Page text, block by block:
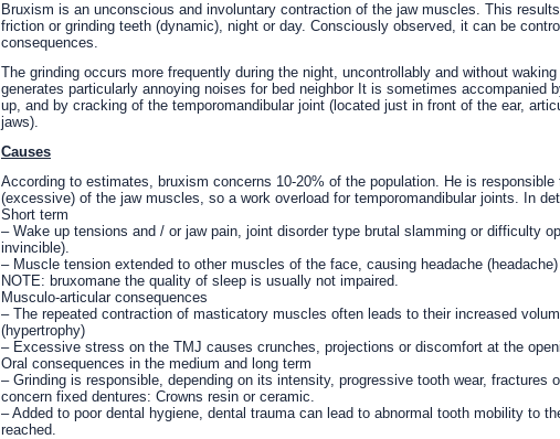
Bruxism is an unconscious and involuntary contraction of the jaw muscles. This
friction or grinding teeth (dynamic), night or day. Consciously observed, it can be
consequences.
The grinding occurs more frequently during the night, uncontrollably and without
generates particularly annoying noises for bed neighbor It is sometimes accompanied
up, and by cracking of the temporomandibular joint (located just in front of the ear,
jaws).
Causes
According to estimates, bruxism concerns 10-20% of the population. He is
(excessive) of the jaw muscles, so a work overload for temporomandibular joints. In
Short term
– Wake up tensions and / or jaw pain, joint disorder type brutal slamming or difficulty
invincible).
– Muscle tension extended to other muscles of the face, causing headache
NOTE: bruxomane the quality of sleep is usually not impaired.
Musculo-articular consequences
– The repeated contraction of masticatory muscles often leads to their increased
(hypertrophy)
– Excessive stress on the TMJ causes crunches, projections or discomfort at the
Oral consequences in the medium and long term
– Grinding is responsible, depending on its intensity, progressive tooth wear, fractures
concern fixed dentures: Crowns resin or ceramic.
– Added to poor dental hygiene, dental trauma can lead to abnormal tooth mobility to
reached.